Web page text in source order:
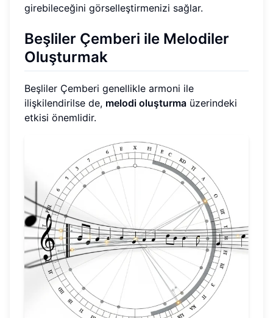
girebileceğini görselleştirmenizi sağlar.
Beşliler Çemberi ile Melodiler
Oluşturmak
Beşliler Çemberi genellikle armoni ile
ilişkilendirilse de, melodi oluşturma üzerindeki
etkisi önemlidir.